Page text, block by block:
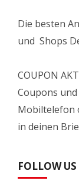
Die besten
und Shops
COUPON
Coupons
Mobiltelefon
in deinen
FOLLOW US